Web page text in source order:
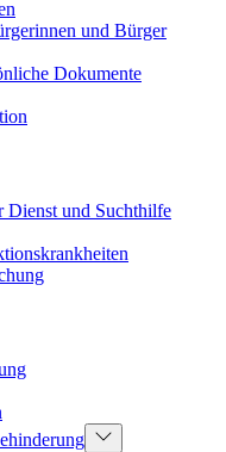
und Bürger
Dokumente
Dienst und Suchthilfe